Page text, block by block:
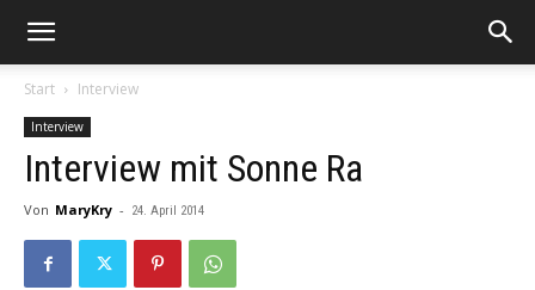
Start Interview
Interview
Interview mit Sonne Ra
Von MaryKry - 24. April 2014